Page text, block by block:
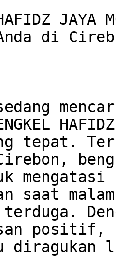
di
tepat.
mengatasi
saat
positif,
diragukan